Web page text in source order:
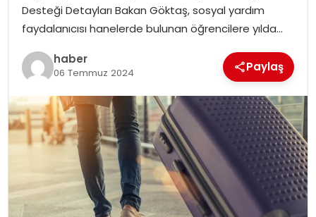
Desteği Detayları Bakan Göktaş, sosyal yardım
faydalanıcısı hanelerde bulunan öğrencilere yılda…
haber
06 Temmuz 2024 Paylaş